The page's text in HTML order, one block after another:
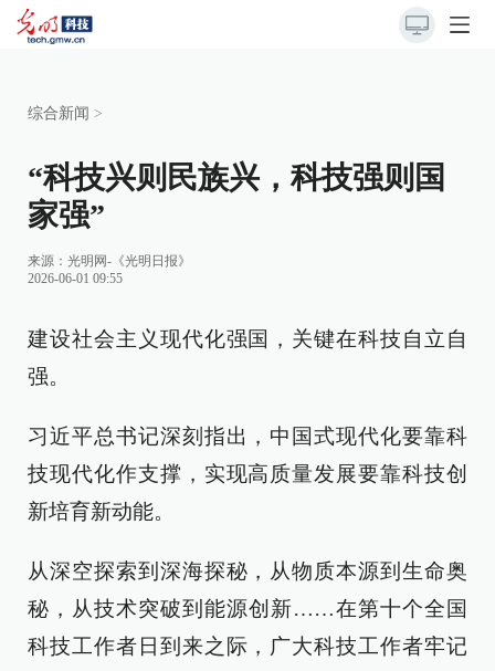
综合新闻 >
“科技兴则民族兴，科技强则国
家强”
来源： 光明网-《光明日报》
2026-06-01 09:55
建设社会主义现代化强国，关键在科技自立自
强。
习近平总书记深刻指出，中国式现代化要靠科
技现代化作支撑，实现高质量发展要靠科技创
新培育新动能。
从深空探索到深海探秘，从物质本源到生命奥
秘，从技术突破到能源创新……在第十个全国
科技工作者日到来之际，广大科技工作者牢记